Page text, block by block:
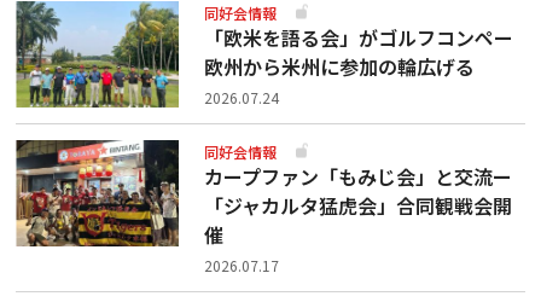
同好会情報
「欧米を語る会」がゴルフコンペー
欧州から米州に参加の輪広げる
2026.07.24
同好会情報
カープファン「もみじ会」と交流ー
「ジャカルタ猛虎会」合同観戦会開
催
2026.07.17